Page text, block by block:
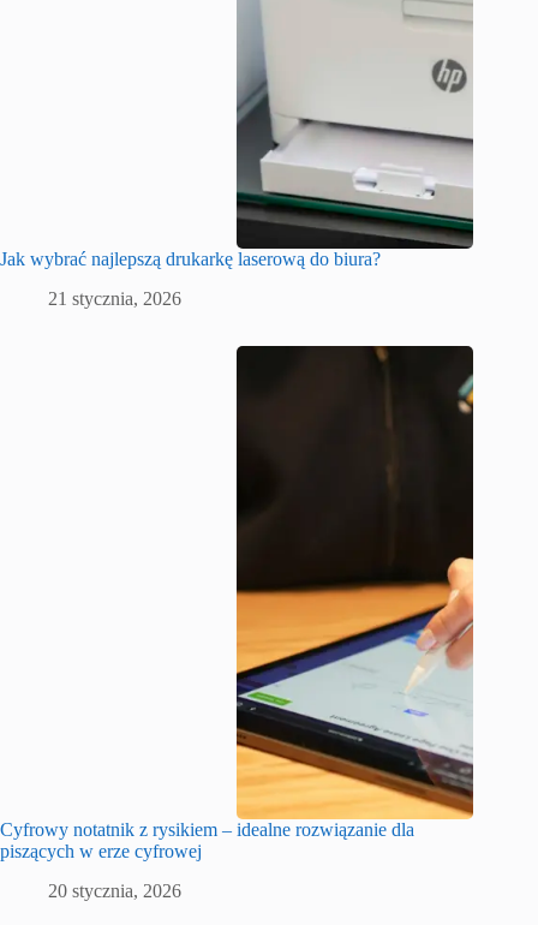
Jak wybrać najlepszą drukarkę laserową do biura?
21 stycznia, 2026
Cyfrowy notatnik z rysikiem – idealne rozwiązanie dla
piszących w erze cyfrowej
20 stycznia, 2026